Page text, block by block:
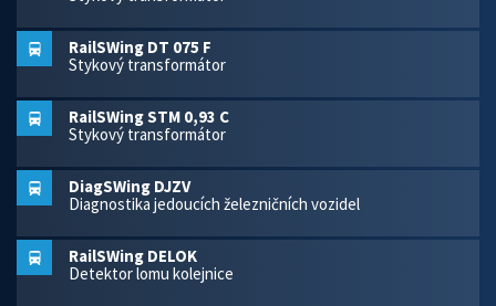
RailSWing DT 075 F
Stykový transformátor
RailSWing STM 0,93 C
Stykový transformátor
DiagSWing DJZV
Diagnostika jedoucích železničních vozidel
RailSWing DELOK
Detektor lomu kolejnice